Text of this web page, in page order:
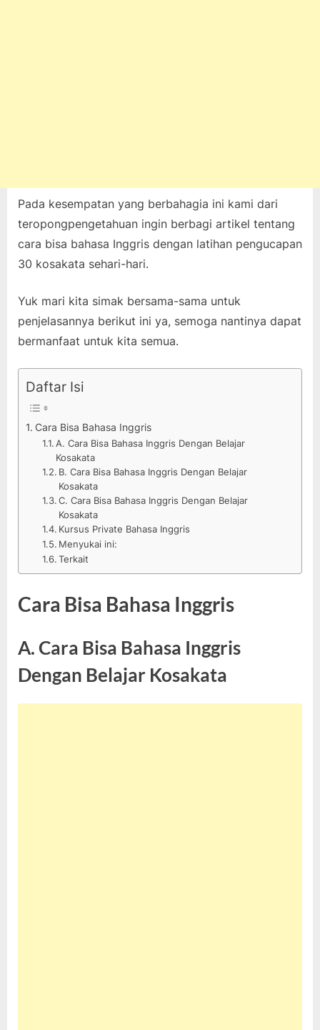
Pada kesempatan yang berbahagia ini kami dari
teropongpengetahuan ingin berbagi artikel tentang
cara bisa bahasa Inggris dengan latihan pengucapan
30 kosakata sehari-hari.
Yuk mari kita simak bersama-sama untuk
penjelasannya berikut ini ya, semoga nantinya dapat
bermanfaat untuk kita semua.
Daftar Isi
Cara Bisa Bahasa Inggris
A. Cara Bisa Bahasa Inggris Dengan Belajar
Kosakata
B. Cara Bisa Bahasa Inggris Dengan Belajar
Kosakata
C. Cara Bisa Bahasa Inggris Dengan Belajar
Kosakata
Kursus Private Bahasa Inggris
Menyukai ini:
Terkait
Cara Bisa Bahasa Inggris
A. Cara Bisa Bahasa Inggris
Dengan Belajar Kosakata